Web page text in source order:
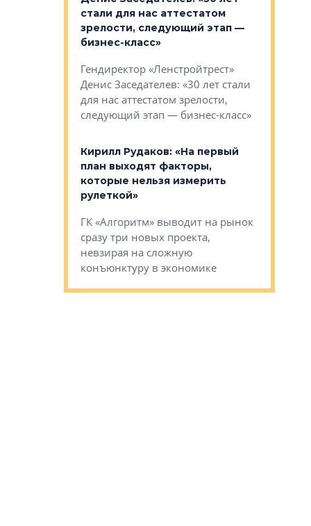
окраине
спальных
ловушках
«Хороший
стали для нас аттестатом
зрелости, следующий этап —
бизнес-класс»
Гендиректор «Ленстройтрест»
Денис Заседателев: «30 лет стали
для нас аттестатом зрелости,
следующий этап — бизнес-класс»
Кирилл Рудаков: «На первый
план выходят факторы,
которые нельзя измерить
рулеткой»
ГК «Алгоритм» выводит на рынок
сразу три новых проекта,
невзирая на сложную
конъюнктуру в экономике